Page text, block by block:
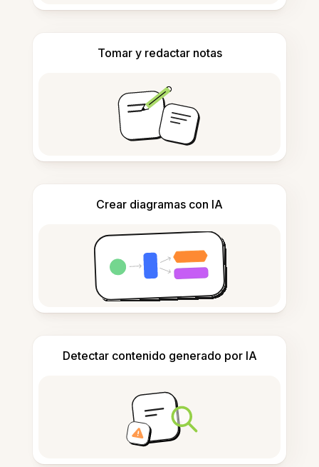
Tomar y redactar notas
Crear diagramas con IA
Detectar contenido generado por IA